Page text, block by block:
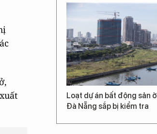
Loạt dự án bất động sản ở
Đà Nẵng sắp bị kiểm tra